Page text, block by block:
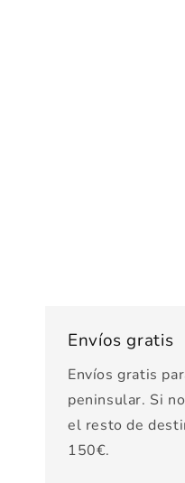
Envíos gratis
Envíos gratis
peninsular. Si
el resto de
150€.